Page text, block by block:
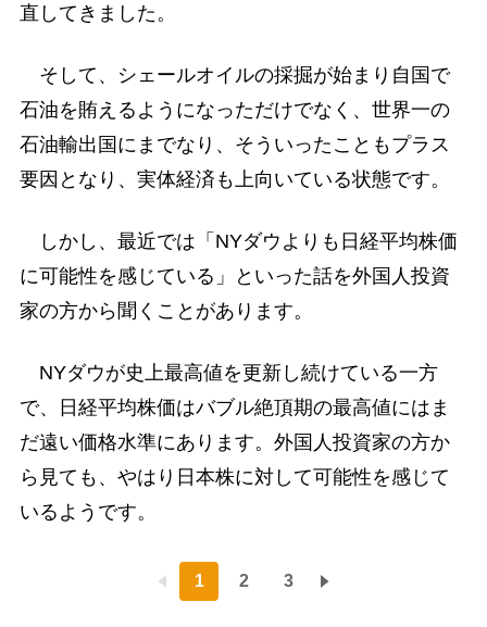
直してきました。
そして、シェールオイルの採掘が始まり自国で
石油を賄えるようになっただけでなく、世界一の
石油輸出国にまでなり、そういったこともプラス
要因となり、実体経済も上向いている状態です。
しかし、最近では「NYダウよりも日経平均株価
に可能性を感じている」といった話を外国人投資
家の方から聞くことがあります。
NYダウが史上最高値を更新し続けている一方
で、日経平均株価はバブル絶頂期の最高値にはま
だ遠い価格水準にあります。外国人投資家の方か
ら見ても、やはり日本株に対して可能性を感じて
いるようです。
1 2 3